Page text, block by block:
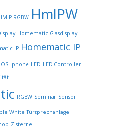
RGBW HmIPW
Homematic Glasdisplay
IP Homematic IP
IOS Iphone LED LED-Controller
RGBW Seminar Sensor
White Türsprechanlage
Zisterne